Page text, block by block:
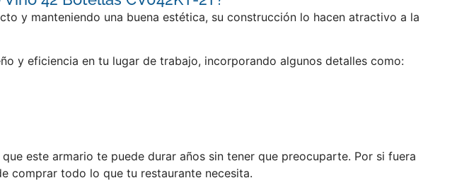
y manteniendo una buena estética, su construcción lo hacen atractivo a la
y eficiencia en tu lugar de trabajo, incorporando algunos detalles como:
este armario te puede durar años sin tener que preocuparte. Por si fuera
comprar todo lo que tu restaurante necesita.